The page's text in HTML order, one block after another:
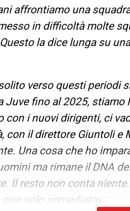
affrontiamo una
in difficoltà molte
la dice lunga su
verso questi periodi
Juve fino al 2025,
con i nuovi dirigenti, ci
con il direttore Giuntoli e
Una cosa che ho
ma rimane il DNA
Il resto non conta
solo immediato».